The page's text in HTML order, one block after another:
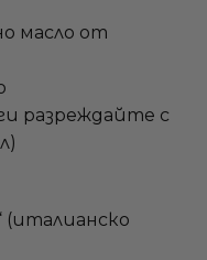
масло от
разреждайте с
(италианско